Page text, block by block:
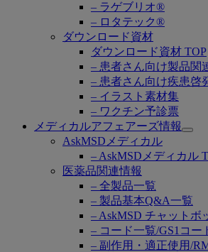
– ラゲブリオ®
– ロタテック®
ダウンロード資材
ダウンロード資材 TOP
– 患者さん向け製品関
– 患者さん向け疾患啓
– イラスト素材集
– ワクチン予診票
メディカルアフェアーズ情報
Open
AskMSDメディカル
– AskMSDメディカル
医薬品関連情報
– 全製品一覧
– 製品基本Q&A一覧
– AskMSD チャットボ
– コード一覧/GS1コー
– 副作用・適正使用/